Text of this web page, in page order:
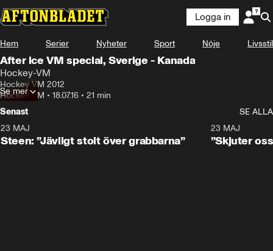
Logga in
Hem Serier Nyheter Sport Nöje Livsstil
After ice VM special, Sverige - Kanada
Hockey-VM
Hockey VM 2012
Hockey-VM • 18.07.16 • 21 min
Se mer
Senast
SE ALLA
23 MAJ
Steen: ”Jävligt stolt över grabbarna”
23 MAJ
”Skjuter